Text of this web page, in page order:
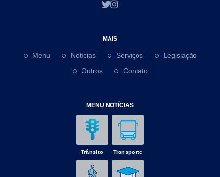
MAIS
Menu Notícias Serviços
Legislação
Outros
Contato
MENU NOTÍCIAS
Trânsito Transporte